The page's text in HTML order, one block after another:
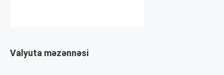
Valyuta məzənnəsi